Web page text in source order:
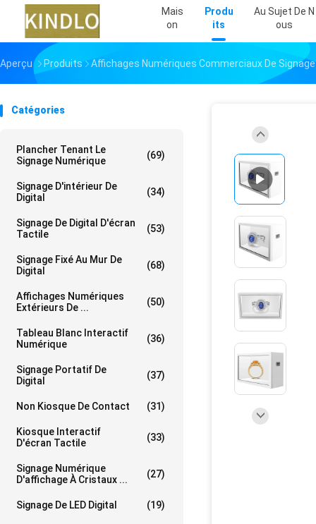
Mais
On
Produ
Its
Au Sujet De N
Ous
Aperçu Produits Affichages Numériques Commerciaux De Signage
Catégories
Plancher Tenant Le
Signage Numérique
(69)
Signage D'intérieur De
Digital
(34)
Signage De Digital D'écran
Tactile
(53)
Signage Fixé Au Mur De
Digital
(68)
Affichages Numériques
Extérieurs De ...
(50)
Tableau Blanc Interactif
Numérique
(36)
Signage Portatif De
Digital
(37)
Non Kiosque De Contact (31)
Kiosque Interactif
D'écran Tactile
(33)
Signage Numérique
D'affichage À Cristaux ...
(27)
Signage De LED Digital (19)